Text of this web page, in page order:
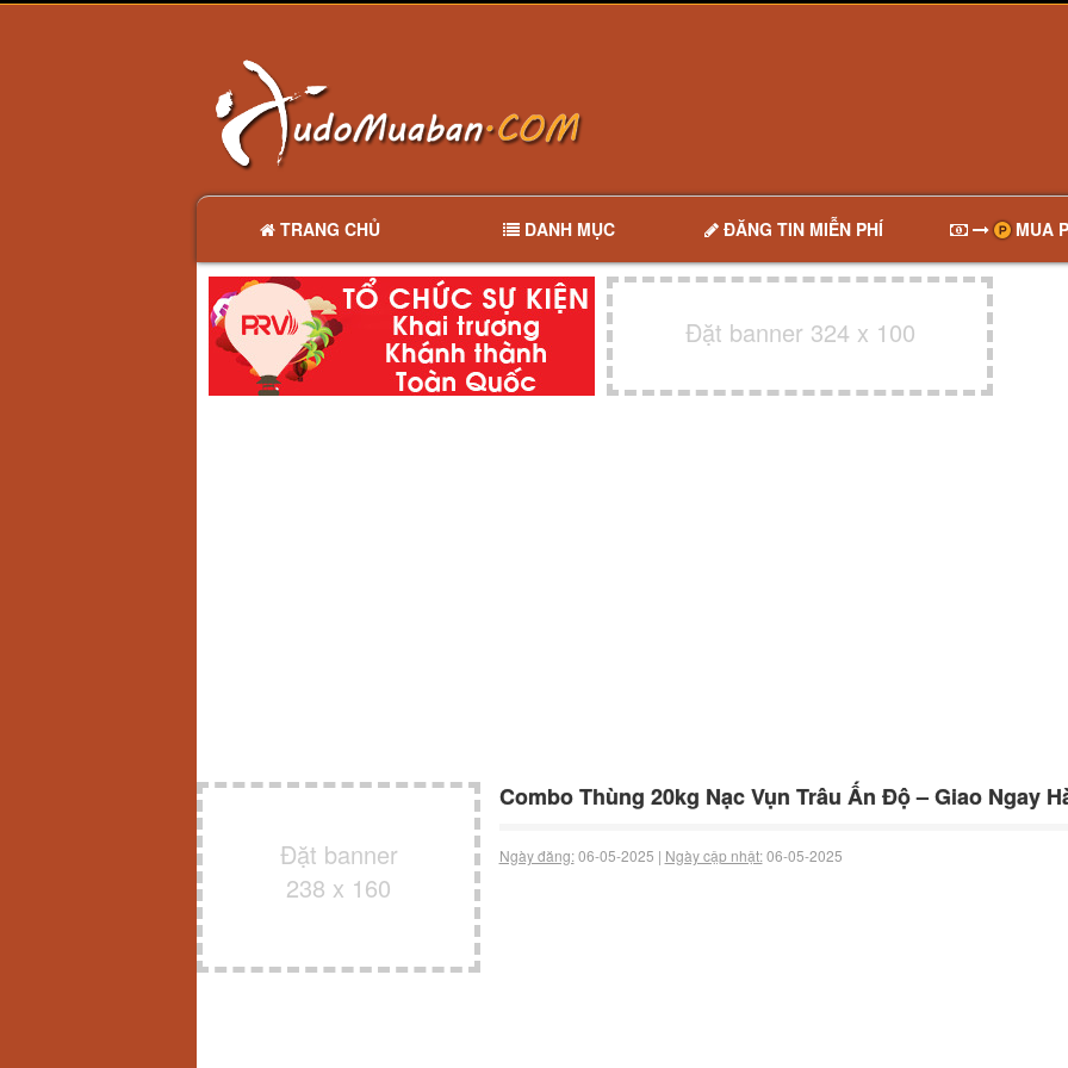
TRANG CHỦ DANH MỤC ĐĂNG TIN MIỄN PHÍ MUA
Đặt banner 324 x 100
Đặt banner
238 x 160
Combo Thùng 20kg Nạc Vụn Trâu Ấn Độ – Giao Ngay
Ngày đăng:06-05-2025 | Ngày cập nhật:06-05-2025